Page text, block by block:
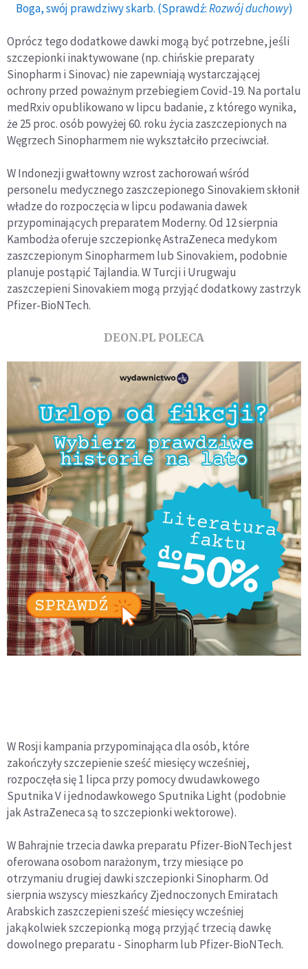
Boga, swój prawdziwy skarb. (Sprawdź:Rozwój duchowy)
Oprócz tego dodatkowe dawki mogą być potrzebne, jeśli
szczepionki inaktywowane (np. chińskie preparaty
Sinopharm i Sinovac) nie zapewniają wystarczającej
ochrony przed poważnym przebiegiem Covid-19. Na portalu
medRxiv opublikowano w lipcu badanie, z którego wynika,
że 25 proc. osób powyżej 60. roku życia zaszczepionych na
Węgrzech Sinopharmem nie wykształciło przeciwciał.
W Indonezji gwałtowny wzrost zachorowań wśród
personelu medycznego zaszczepionego Sinovakiem skłonił
władze do rozpoczęcia w lipcu podawania dawek
przypominających preparatem Moderny. Od 12 sierpnia
Kambodża oferuje szczepionkę AstraZeneca medykom
zaszczepionym Sinopharmem lub Sinovakiem, podobnie
planuje postąpić Tajlandia. W Turcji i Urugwaju
zaszczepieni Sinovakiem mogą przyjąć dodatkowy zastrzyk
Pfizer-BioNTech.
DEON.PL POLECA
W Rosji kampania przypominająca dla osób, które
zakończyły szczepienie sześć miesięcy wcześniej,
rozpoczęła się 1 lipca przy pomocy dwudawkowego
Sputnika V i jednodawkowego Sputnika Light (podobnie
jak AstraZeneca są to szczepionki wektorowe).
W Bahrajnie trzecia dawka preparatu Pfizer-BioNTech jest
oferowana osobom narażonym, trzy miesiące po
otrzymaniu drugiej dawki szczepionki Sinopharm. Od
sierpnia wszyscy mieszkańcy Zjednoczonych Emiratach
Arabskich zaszczepieni sześć miesięcy wcześniej
jakąkolwiek szczepionką mogą przyjąć trzecią dawkę
dowolnego preparatu - Sinopharm lub Pfizer-BioNTech.